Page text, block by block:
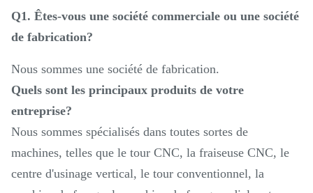
Q1. Êtes-vous une société commerciale ou une société
de fabrication?
Nous sommes une société de fabrication.
Quels sont les principaux produits de votre
entreprise?
Nous sommes spécialisés dans toutes sortes de
machines, telles que le tour CNC, la fraiseuse CNC, le
centre d'usinage vertical, le tour conventionnel, la